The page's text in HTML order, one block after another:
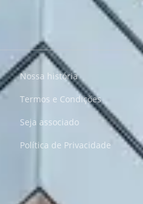
Nossa história
Termos e Condições
Seja associado
Política de Privacidade